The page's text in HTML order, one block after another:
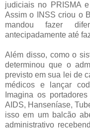
judiciais no PRISMA
Assim o INSS criou o
mandou fazer
antecipadamente até
Além disso, como o
determinou que o
previsto em sua lei de
médicos e lançar
Imagina os
AIDS, Hanseníase,
isso em um balcão
administrativo